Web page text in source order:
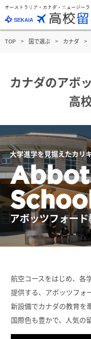
TOP 国で選ぶ カナダ
カナダのアボ
高
大学進学を見据えたカリ
アボッツフォー
航空コースをはじめ、各
提供する、アボッツフォ
新設備でカナダの教育を
国際色も豊かで、人気の